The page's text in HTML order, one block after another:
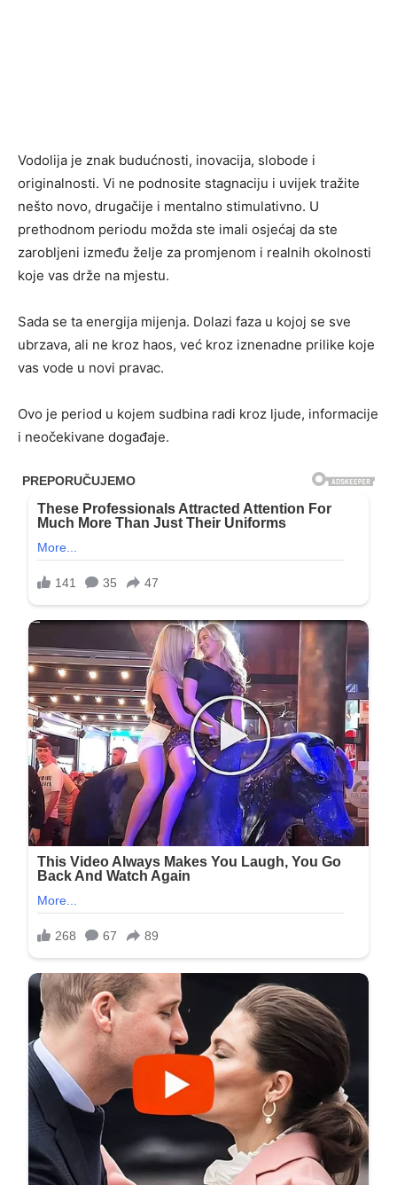
Vodolija je znak budućnosti, inovacija, slobode i
originalnosti. Vi ne podnosite stagnaciju i uvijek tražite
nešto novo, drugačije i mentalno stimulativno. U
prethodnom periodu možda ste imali osjećaj da ste
zarobljeni između želje za promjenom i realnih okolnosti
koje vas drže na mjestu.
Sada se ta energija mijenja. Dolazi faza u kojoj se sve
ubrzava, ali ne kroz haos, već kroz iznenadne prilike koje
vas vode u novi pravac.
Ovo je period u kojem sudbina radi kroz ljude, informacije
i neočekivane događaje.